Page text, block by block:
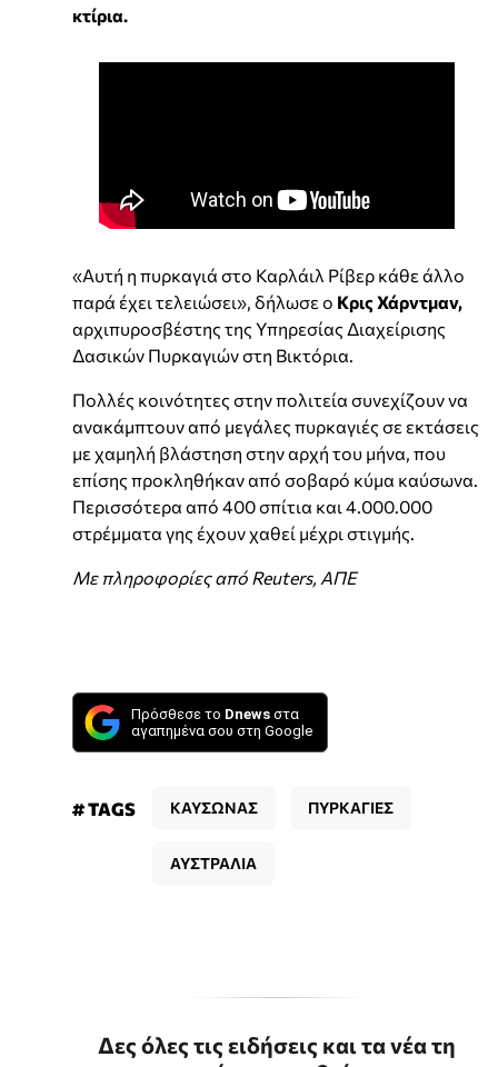
κτίρια.
«Αυτή η πυρκαγιά στο Καρλάιλ Ρίβερ κάθε άλλο
παρά έχει τελειώσει», δήλωσε ο Κρις Χάρντμαν,
αρχιπυροσβέστης της Υπηρεσίας Διαχείρισης
Δασικών Πυρκαγιών στη Βικτόρια.
Πολλές κοινότητες στην πολιτεία συνεχίζουν να
ανακάμπτουν από μεγάλες πυρκαγιές σε εκτάσεις
με χαμηλή βλάστηση στην αρχή του μήνα, που
επίσης προκληθήκαν από σοβαρό κύμα καύσωνα.
Περισσότερα από 400 σπίτια και 4.000.000
στρέμματα γης έχουν χαθεί μέχρι στιγμής.
Με πληροφορίες από Reuters, ΑΠΕ
Πρόσθεσε το Dnews στα
αγαπημένα σου στη Google
# TAGS ΚΑΥΣΩΝΑΣ ΠΥΡΚΑΓΙΕΣ
ΑΥΣΤΡΑΛΙΑ
Δες όλες τις ειδήσεις και τα νέα τη